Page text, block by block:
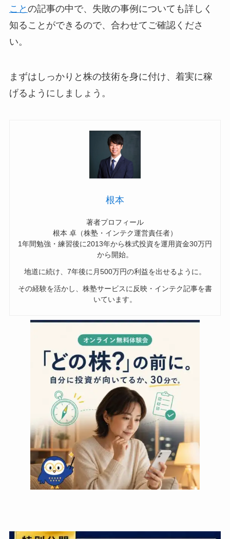
こと の記事の中で、失敗の事例についても詳しく
知ることができるので、合わせてご確認くださ
い。
まずはしっかりと株の技術を身に付け、着実に稼
げるようにしましょう。
根本
著者プロフィール
根本 卓（株塾・インテク運営責任者）
1年間勉強・練習後に2013年から株式投資を運用資金30万円
から開始。
地道に続け、7年後に月500万円の利益を出せるように。
その経験を活かし、株塾サービスに反映・インテク記事を書
いています。